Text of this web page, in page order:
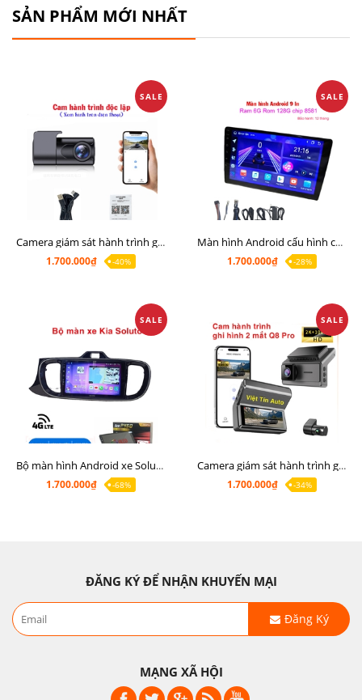
SẢN PHẨM MỚI NHẤT
SALE
Camera giám sát hành trình giá rẻ, cam hành trình cho màn Android, cam hành trình kết nối điện thoại
1.700.000₫
-40%
SALE
Màn hình Android cấu hình cao Ram 6G Rom 128G chip 8 nhân 8581
1.700.000₫
-28%
SALE
Bộ màn hình Android xe Soluto, mặt dưỡng lắp màn hình Soluto kèm rắc zin
1.700.000₫
-68%
SALE
Camera giám sát hành trình ghi hình 2 mắt Q8 Pro độ phân giải 2K +1080P
1.700.000₫
-34%
ĐĂNG KÝ ĐỂ NHẬN KHUYẾN MẠI
Đăng Ký
MẠNG XÃ HỘI